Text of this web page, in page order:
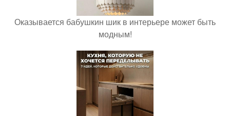
Оказывается бабушкин шик в интерьере может быть
модным!